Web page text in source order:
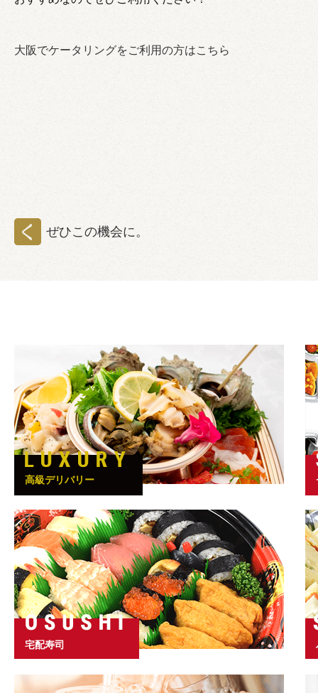
大阪でケータリングをご利用の方はこちら
ぜひこの機会に。
高級デリバリー
宅配寿司